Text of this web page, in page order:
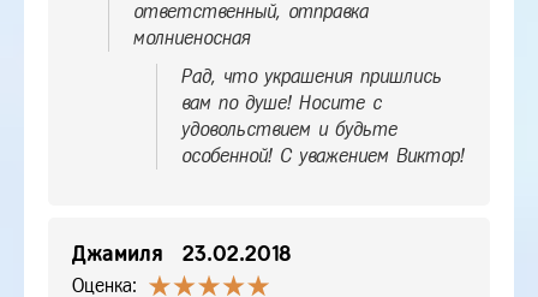
ответственный, отправка
молниеносная
Рад, что украшения пришлись
вам по душе! Носите с
удовольствием и будьте
особенной! С уважением Виктор!
Джамиля 23.02.2018
Оценка: